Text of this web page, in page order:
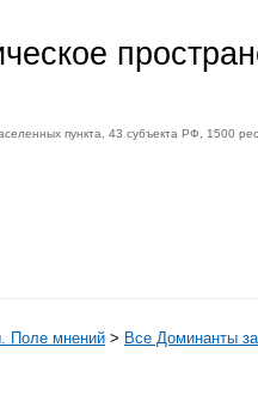
пункта, 43 субъекта РФ, 1500
Поле мнений > Все Доминанты